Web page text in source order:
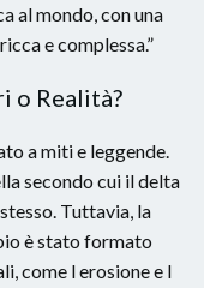
al mondo, con una
e complessa.”
o Realità?
a miti e leggende.
secondo cui il delta
Tuttavia, la
è stato formato
come l erosione e l